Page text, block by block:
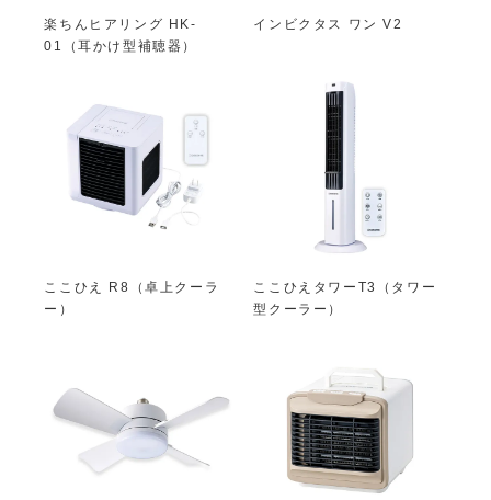
楽ちんヒアリング HK-
01（耳かけ型補聴器）
インビクタス ワン V2
ここひえ R8（卓上クーラ
ー）
ここひえタワーT3（タワー
型クーラー）